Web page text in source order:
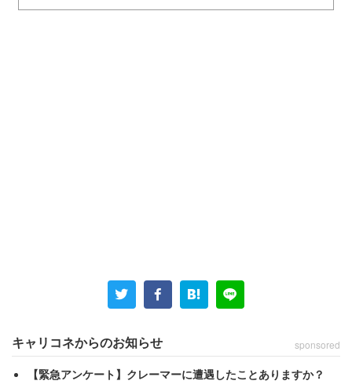
キャリコネからのお知らせ sponsored
【緊急アンケート】クレーマーに遭遇したことありますか？